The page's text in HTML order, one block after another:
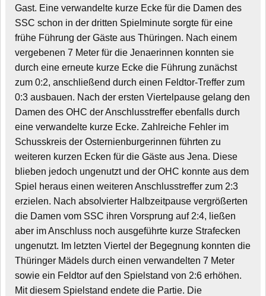
Gast. Eine verwandelte kurze Ecke für die Damen des
SSC schon in der dritten Spielminute sorgte für eine
frühe Führung der Gäste aus Thüringen. Nach einem
vergebenen 7 Meter für die Jenaerinnen konnten sie
durch eine erneute kurze Ecke die Führung zunächst
zum 0:2, anschließend durch einen Feldtor-Treffer zum
0:3 ausbauen. Nach der ersten Viertelpause gelang den
Damen des OHC der Anschlusstreffer ebenfalls durch
eine verwandelte kurze Ecke. Zahlreiche Fehler im
Schusskreis der Osternienburgerinnen führten zu
weiteren kurzen Ecken für die Gäste aus Jena. Diese
blieben jedoch ungenutzt und der OHC konnte aus dem
Spiel heraus einen weiteren Anschlusstreffer zum 2:3
erzielen. Nach absolvierter Halbzeitpause vergrößerten
die Damen vom SSC ihren Vorsprung auf 2:4, ließen
aber im Anschluss noch ausgeführte kurze Strafecken
ungenutzt. Im letzten Viertel der Begegnung konnten die
Thüringer Mädels durch einen verwandelten 7 Meter
sowie ein Feldtor auf den Spielstand von 2:6 erhöhen.
Mit diesem Spielstand endete die Partie. Die